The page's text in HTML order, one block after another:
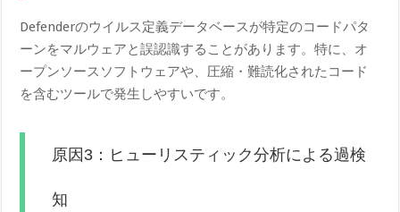
Defenderのウイルス定義データベースが特定のコードパタ
ーンをマルウェアと誤認識することがあります。特に、オ
ープンソースソフトウェアや、圧縮・難読化されたコード
を含むツールで発生しやすいです。
原因3：ヒューリスティック分析による過検
知